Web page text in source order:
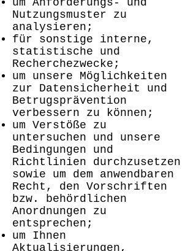
um Anforderungs- und
Nutzungsmuster zu
analysieren;
für sonstige interne,
statistische und
Recherchezwecke;
um unsere Möglichkeiten
zur Datensicherheit und
Betrugsprävention
verbessern zu können;
um Verstöße zu
untersuchen und unsere
Bedingungen und
Richtlinien durchzusetzen
sowie um dem anwendbaren
Recht, den Vorschriften
bzw. behördlichen
Anordnungen zu
entsprechen;
um Ihnen
Aktualisierungen,